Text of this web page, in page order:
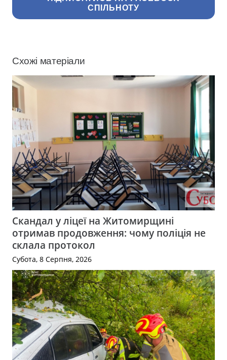
СПІЛЬНОТУ
Схожі матеріали
Скандал у ліцеї на Житомирщині
отримав продовження: чому поліція не
склала протокол
Субота, 8 Серпня, 2026